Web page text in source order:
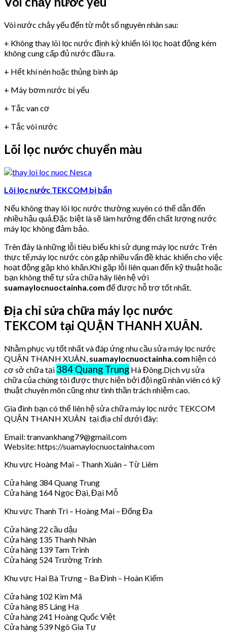
Vòi nước chảy yếu đến từ một số nguyên nhân sau:
+ Không thay lõi lọc nước định kỳ khiến lõi lọc hoạt động kém
không cung cấp đủ nước đầu ra.
+ Hết khí nén hoặc thủng bình áp
+ Máy bơm nước bị yếu
+ Tắc van cơ
+ Tắc vòi nước
Lõi lọc nước chuyển màu
Lõi lọc nước TEKCOM bị bẩn
Nếu không thay lõi lọc nước thường xuyên có thể dẫn đến
nhiều hậu quả.Đặc biệt là sẽ làm hưởng đến chất lượng nước
máy lọc không đảm bảo.
Trên đây là những lỗi tiêu biểu khi sử dụng máy lọc nước Trên
thực tế,máy lọc nước còn gặp nhiều vấn đề khác khiến cho việc
hoạt động gặp khó khăn.Khi gặp lỗi liên quan đến kỹ thuật hoặc
bạn không thể tự sửa chữa hãy liên hệ với
suamaylocnuoctainha.com để được hỗ trợ tốt nhất.
Địa chỉ sửa chữa máy lọc nước
TEKCOM tại QUẬN THANH XUÂN.
Nhằm phục vụ tốt nhất và đáp ứng nhu cầu sửa máy lọc nước
QUẬN THANH XUÂN, suamaylocnuoctainha.com hiện có
cơ sở chữa tại 384 Quang Trung Hà Đông.Dịch vụ sửa
chữa của chúng tôi được thực hiện bởi đội ngũ nhân viên có kỹ
thuật chuyên môn cũng như tinh thần trách nhiệm cao.
Gia đình bạn có thể liên hệ sửa chữa máy lọc nước TEKCOM
QUẬN THANH XUÂN tại địa chỉ dưới đây:
Email: tranvankhang79@gmail.com
Website: https://suamaylocnuoctainha.com
Khu vực Hoàng Mai – Thanh Xuân – Từ Liêm
Cửa hàng 384 Quang Trung
Cửa hàng 164 Ngọc Đại, Đại Mỗ
Khu vực Thanh Trì – Hoàng Mai – Đống Đa
Cửa hàng 22 cầu dậu
Cửa hàng 135 Thanh Nhàn
Cửa hàng 139 Tam Trinh
Cửa hàng 524 Trường Trinh
Khu vực Hai Bà Trưng – Ba Đình – Hoàn Kiếm
Cửa hàng 102 Kim Mã
Cửa hàng 85 Láng Hạ
Cửa hàng 241 Hoàng Quốc Việt
Cửa hàng 539 Ngô Gia Tự